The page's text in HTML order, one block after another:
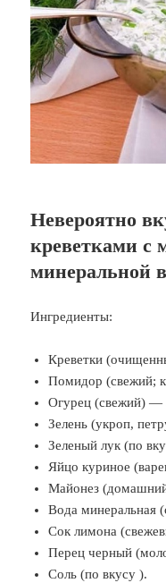
Невероятно
креветками с
минеральной
Ингредиенты:
Креветки
Помидор (свежий;
Огурец (свежий) —
Зелень (укроп,
Зеленый лук (по
Яйцо куриное
Майонез
Вода минеральная
Сок лимона
Перец черный
Соль (по вкусу ).